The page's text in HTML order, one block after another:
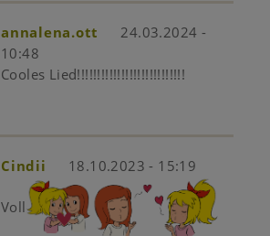
annalena.ott
24.03.2024 -
10:48
Cooles Lied!!!!!!!!!!!!!!!!!!!!!!!!!!!
Cindii 18.10.2023 - 15:19
Voll